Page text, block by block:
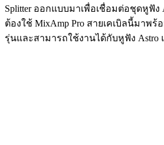
Splitter ออกแบบมาเพื่อเชื่อมต่อชุดหูฟัง
ต้องใช้ MixAmp Pro สายเคเบิลนี้มาพ
รุ่นและสามารถใช้งานได้กับหูฟัง